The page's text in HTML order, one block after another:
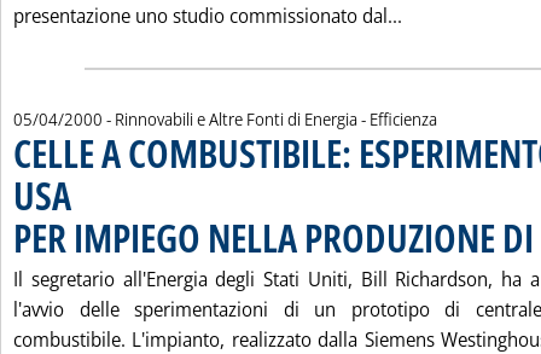
presentazione uno studio commissionato dal...
05/04/2000 - Rinnovabili e Altre Fonti di Energia - Efficienza
CELLE A COMBUSTIBILE:
USA
PER IMPIEGO NELLA PRODUZIONE
Il segretario all'Energia degli Stati Uniti, Bill Richardson, ha
l'avvio delle sperimentazioni di un prototipo di
combustibile. L'impianto, realizzato dalla Siemens